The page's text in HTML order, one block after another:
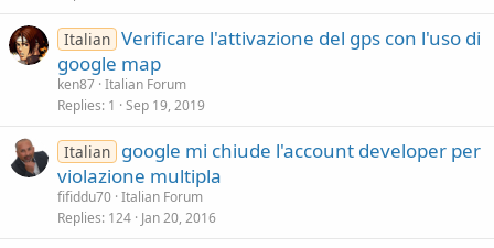
Italian Verificare l'attivazione del gps con l'uso di
google map
ken87 Italian Forum
Replies 1 Sep 19, 2019
Italian google mi chiude l'account developer per
violazione multipla
fifiddu70 Italian Forum
Replies 124 Jan 20, 2016